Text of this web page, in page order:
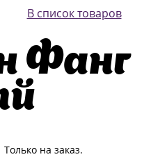
В список товаров
Фанг
Только на заказ.